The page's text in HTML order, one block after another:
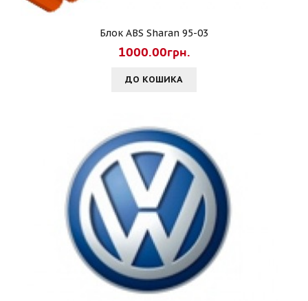
Блок ABS Sharan 95-03
1000.00грн.
ДО КОШИКА